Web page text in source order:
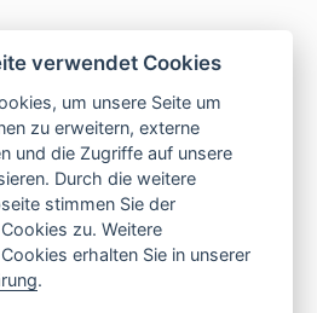
verwendet Cookies
um unsere Seite um
zu erweitern, externe
und die Zugriffe auf unsere
Durch die weitere
stimmen Sie der
zu. Weitere
erhalten Sie in unserer
.